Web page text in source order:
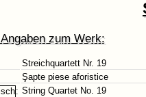
zum Werk:
Streichquartett Nr. 19
Şapte piese aforistice
: String Quartet No. 19